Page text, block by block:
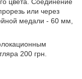
или через
медали - 60 мм,
200 грн.